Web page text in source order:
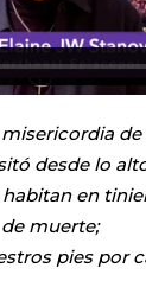
desde lo
en
de muerte;
pies por